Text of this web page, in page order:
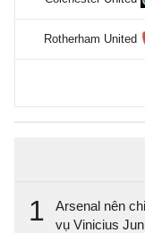
Rotherham United
1
Arsenal nên
vụ Vinicius